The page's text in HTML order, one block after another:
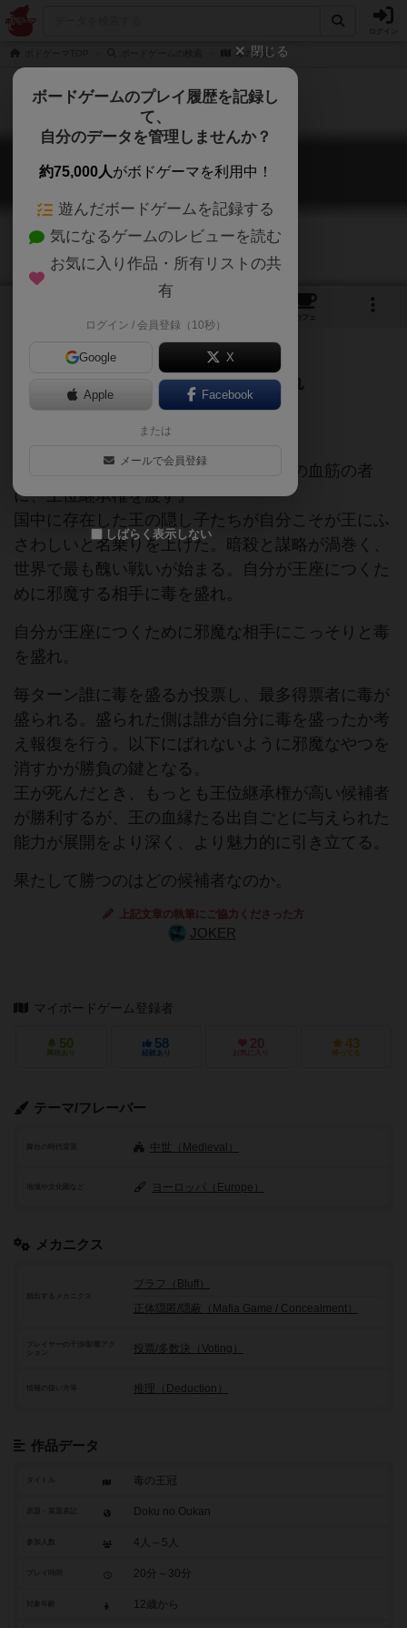
毒の王冠
毒の王冠
Doku no Oukan
カフェ
王に成りたくば、親兄弟に毒を盛れ
ゲームマーケット2015秋（東京）
死に瀕した王が言った。『すべての王の血筋の者
に、王位継承権を渡す』
国中に存在した王の隠し子たちが自分こそが王にふ
さわしいと名乗りを上げた。暗殺と謀略が渦巻く、
世界で最も醜い戦いが始まる。自分が王座につくた
めに邪魔する相手に毒を盛れ。
自分が王座につくために邪魔な相手にこっそりと毒
を盛れ。
毎ターン誰に毒を盛るか投票し、最多得票者に毒が
盛られる。盛られた側は誰が自分に毒を盛ったか考
え報復を行う。以下にばれないように邪魔なやつを
消すかが勝負の鍵となる。
王が死んだとき、もっとも王位継承権が高い候補者
が勝利するが、王の血縁たる出自ごとに与えられた
能力が展開をより深く、より魅力的に引き立てる。
果たして勝つのはどの候補者なのか。
上記文章の執筆にご協力くださった方
JOKER
マイボードゲーム登録者
50
興味あり
58
経験あり
20
お気に入り
43
持ってる
テーマ/フレーバー
舞台の時代背景 中世（Medieval）
地域や文化圏など ヨーロッパ（Europe）
メカニクス
頻出するメカニクス
ブラフ（Bluff）
正体隠匿/隠蔽（Mafia Game / Concealment）
プレイヤーの干渉/影響アク
投票/多数決（Voting）
推理（Deduction）
作品データ
タイトル 毒の王冠
Doku no Oukan
参加人数 4人～5人
20分～30分
12歳から
閉じる
ボードゲームのプレイ履歴を記録し
て、
自分のデータを管理しませんか？
約75,000人がボドゲーマを利用中！
遊んだボードゲームを記録する
気になるゲームのレビューを読む
お気に入り作品・所有リストの共
有
ログイン / 会員登録（10秒）
Google X
Apple Facebook
または
メールで会員登録
しばらく表示しない